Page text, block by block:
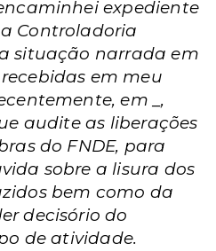
expediente
Controladoria
situação narrada em
em meu
em _,
audite as liberações
do FNDE, para
sobre a lisura dos
bem como da
decisório do
de atividade.